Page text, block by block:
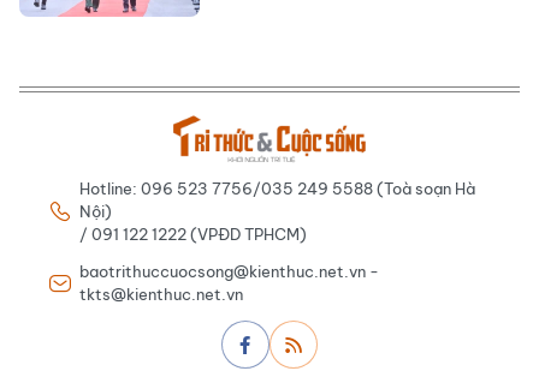
Hotline: 096 523 7756/035 249 5588 (Toà soạn Hà
Nội)
/ 091 122 1222 (VPĐD TPHCM)
baotrithuccuocsong@kienthuc.net.vn -
tkts@kienthuc.net.vn